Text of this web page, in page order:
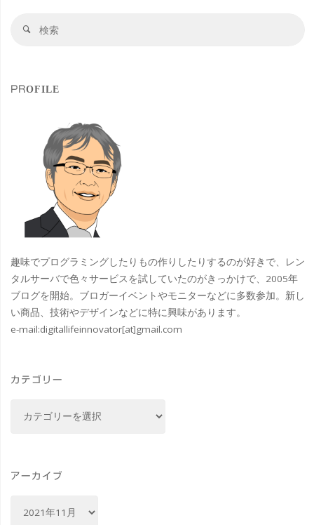
メ
ン
と
一
堂
缶
ス
と
検
PROFILE
趣味でプログラミングしたりもの作りしたりするのが好きで、レン
タルサーバで色々サービスを試していたのがきっかけで、2005年
ブログを開始。ブロガーイベントやモニターなどに多数参加。新し
い商品、技術やデザインなどに特に興味があります。
e-mail:digitallifeinnovator[at]gmail.com
カテゴリー
ー
アーカイブ